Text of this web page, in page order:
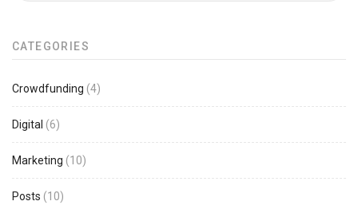
CATEGORIES
Crowdfunding (4)
Digital (6)
Marketing (10)
Posts (10)